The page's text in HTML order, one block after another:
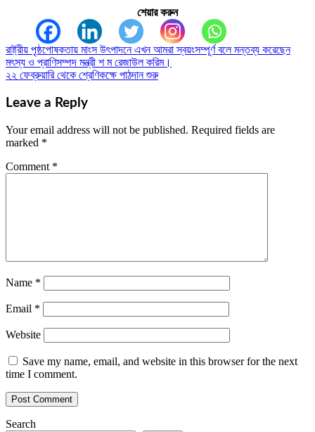
শেয়ার করুন
Post
navigation
রাষ্ট্রীয় পৃষ্ঠপোষকতায় মাংস উৎপাদনে এখন আমরা স্বয়ংসম্পূর্ণ বলে মন্তব্য করেছেন
মৎস্য ও প্রাণিসম্পদ মন্ত্রী শ ম রেজাউল করিম।
২২ ফেব্রুয়ারি থেকে শ্রেণিকক্ষে পাঠদান শুরু
Leave a Reply
Your email address will not be published. Required fields are
marked *
Comment *
Name *
Email *
Website
Save my name, email, and website in this browser for the next
time I comment.
Search